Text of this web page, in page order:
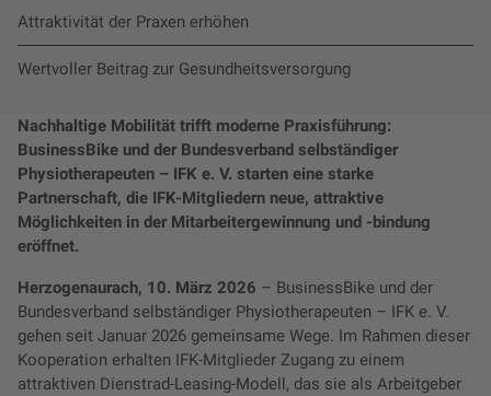
Attraktivität der Praxen erhöhen
Wertvoller Beitrag zur Gesundheitsversorgung
Nachhaltige Mobilität trifft moderne Praxisführung:
BusinessBike und der Bundesverband selbständiger
Physiotherapeuten – IFK e. V. starten eine starke
Partnerschaft, die IFK-Mitgliedern neue, attraktive
Möglichkeiten in der Mitarbeitergewinnung und -bindung
eröffnet.
Herzogenaurach, 10. März 2026 – BusinessBike und der
Bundesverband selbständiger Physiotherapeuten – IFK e. V.
gehen seit Januar 2026 gemeinsame Wege. Im Rahmen dieser
Kooperation erhalten IFK-Mitglieder Zugang zu einem
attraktiven Dienstrad-Leasing-Modell, das sie als Arbeitgeber